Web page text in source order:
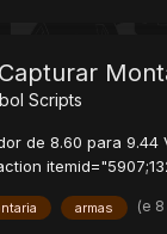
Scripts
de 8.60 para
armas (e